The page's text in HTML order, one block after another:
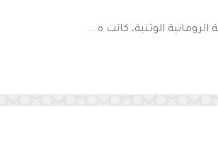
الوثنية، كانت ه ...